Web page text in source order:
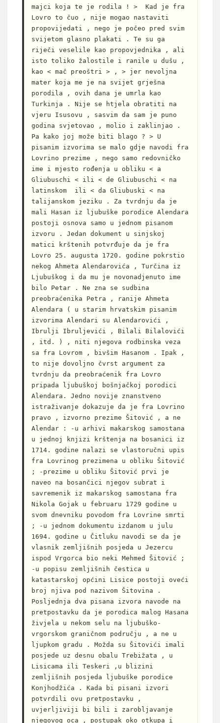
majci koja te je rodila ! >  Kad je fra
Lovro to čuo , nije mogao nastaviti
propovijedati , nego je počeo pred svim
svijetom glasno plakati . Te su ga
riječi veselile kao propovjednika , ali
isto toliko žalostile i ranile u dušu ,
kao < mač preoštri > , > jer nevoljna
mater koja me je na svijet grješna
porodila , ovih dana je umrla kao
Turkinja . Nije se htjela obratiti na
vjeru Isusovu , sasvim da sam je puno
godina svjetovao , molio i zaklinjao .
Pa kako joj može biti blago ? > U
pisanim izvorima se malo gdje navodi fra
Lovrino prezime , nego samo redovničko
ime i mjesto rođenja u obliku < a
Gliubuschi < ili < de Gliubuschi < na
latinskom  ili < da Gliubuski < na
talijanskom jeziku . Za tvrdnju da je
mali Hasan iz ljubuške porodice Alendara
postoji osnova samo u jednom pisanom
izvoru . Jedan dokument u sinjskoj
matici krštenih potvrđuje da je fra
Lovro 25. augusta 1720. godine pokrstio
nekog Ahmeta Alendarovića , Turčina iz
Ljubuškog i da mu je novonadjenuto ime
bilo Petar . Ne zna se sudbina
preobraćenika Petra , ranije Ahmeta
Alendara ( u starim hrvatskim pisanim
izvorima Alendari su Alendarovići ,
Ibrulji Ibruljevići , Bilali Bilalovići
, itd. ) , niti njegova rodbinska veza
sa fra Lovrom , bivšim Hasanom . Ipak ,
to nije dovoljno čvrst argument za
tvrdnju da preobraćenik fra Lovro
pripada ljubuškoj bošnjačkoj porodici
Alendara. Jedno novije znanstveno
istraživanje dokazuje da je fra Lovrino
pravo , izvorno prezime Šitović , a ne
Alendar : -u arhivi makarskog samostana
u jednoj knjizi krštenja na bosanici iz
1714. godine nalazi se vlastoručni upis
fra Lovrinog prezimena u obliku Šitović
; -prezime u obliku Šitović prvi je
naveo na bosančici njegov subrat i
savremenik iz makarskog samostana fra
Nikola Gojak u februaru 1729 godine u
svom dnevniku povodom fra Lovrine smrti
; -u jednom dokumentu izdanom u julu
1694. godine u Čitluku navodi se da je
vlasnik zemljišnih posjeda u Jezercu
ispod Vrgorca bio neki Mehmed Šitović ;
-u popisu zemljišnih čestica u
katastarskoj općini Lisice postoji oveći
broj njiva pod nazivom Šitovina .
Posljednja dva pisana izvora navode na
pretpostavku da je porodica malog Hasana
živjela u nekom selu na ljubuško-
vrgorskom graničnom području , a ne u
ljupkom gradu . Možda su Šitovići imali
posjede uz desnu obalu Trebižata , u
Lisicama ili Teskeri ,u blizini
zemljišnih posjeda ljubuške porodice
Konjhodžića . Kada bi pisani izvori
potvrdili ovu pretpostavku ,
uvjerljiviji bi bili i zarobljavanje
njegovog oca , postupak oko otkupa i